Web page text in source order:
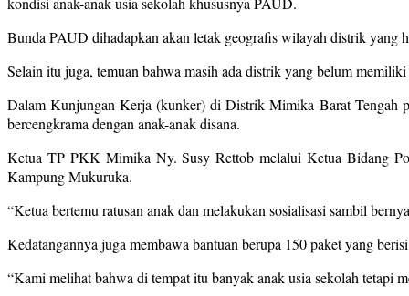
Bunda PAUD dihadapkan akan letak geografis wilayah distrik yang
Selain itu juga, temuan bahwa masih ada distrik yang belum
Dalam Kunjungan Kerja (kunker) di Distrik Mimika Barat Tengah
bercengkrama dengan anak-anak disana.
Ketua TP PKK Mimika Ny. Susy Rettob melalui Ketua Bidang
Kampung Mukuruka.
“Ketua bertemu ratusan anak dan melakukan sosialisasi sambil
Kedatangannya juga membawa bantuan berupa 150 paket yang
“Kami melihat bahwa di tempat itu banyak anak usia sekolah tetapi